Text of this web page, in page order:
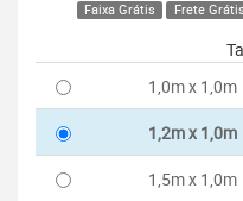
Faixa Grátis Frete Grátis
1,0m x 1,0m
1,2m x 1,0m
1,5m x 1,0m